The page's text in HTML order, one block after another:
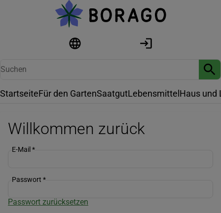
StartseiteFür den GartenSaatgutLebensmittel Haus und
Willkommen zurück
E-Mail *
Passwort *
Passwort zurücksetzen